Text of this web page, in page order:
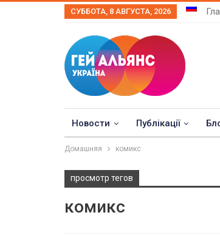
СУББОТА, 8 АВГУСТА, 2026
Новости Публікації
Домашняя комикс
просмотр тегов
комикс